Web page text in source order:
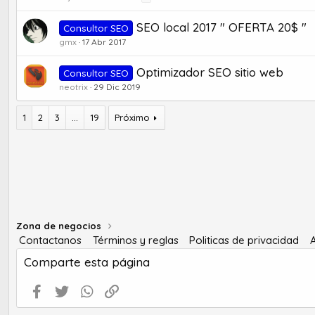
Consultor SEO SEO local 2017 " OFERTA 20$ "
gmx 17 Abr 2017
Consultor SEO Optimizador SEO sitio web
neotrix 29 Dic 2019
1 2 3 19 Próximo
Zona de negocios
Contactanos Términos y reglas Politicas de privacidad
Comparte esta página
Facebook
Twitter WhatsApp